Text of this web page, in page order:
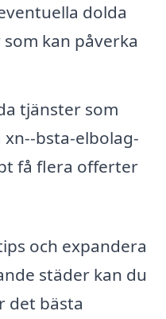
dolda
kan påverka
tjänster som
bsta-elbolag-
få flera offerter
och expandera
städer kan du
det bästa